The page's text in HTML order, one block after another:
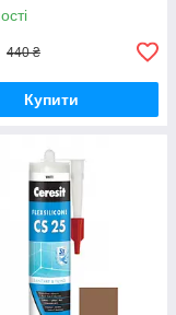
440 ₴
Купити